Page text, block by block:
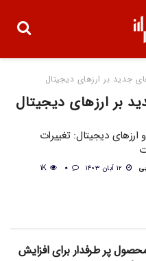
جدید بر ارزهای دیجیتال
بر ارزهای دیجیتال
ارزهای دیجیتال: تغییرات
1K
پر طرفدار برای افزایش